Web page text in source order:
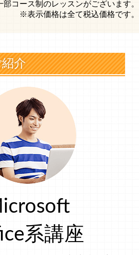
部コース制のレッスンがございます。
※表示価格は全て税込価格です。
介
系講座